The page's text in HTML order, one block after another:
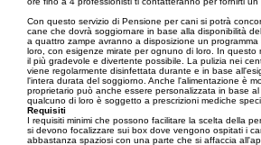
Con questo servizio di Pensione per cani si potrà
cane che dovrà soggiornare in base alla disponibilità
a quattro zampe avranno a disposizione un
loro, con esigenze mirate per ognuno di loro. In questo
il più gradevole e divertente possibile. La pulizia nei
viene regolarmente disinfettata durante e in base
l'intera durata del soggiorno. Anche l'alimentazione è
proprietario può anche essere personalizzata in base
qualcuno di loro è soggetto a prescrizioni mediche
Requisiti
I requisiti minimi che possono facilitare la scelta della
si devono focalizzare sui box dove vengono ospitati i
abbastanza spaziosi con una parte che si affaccia